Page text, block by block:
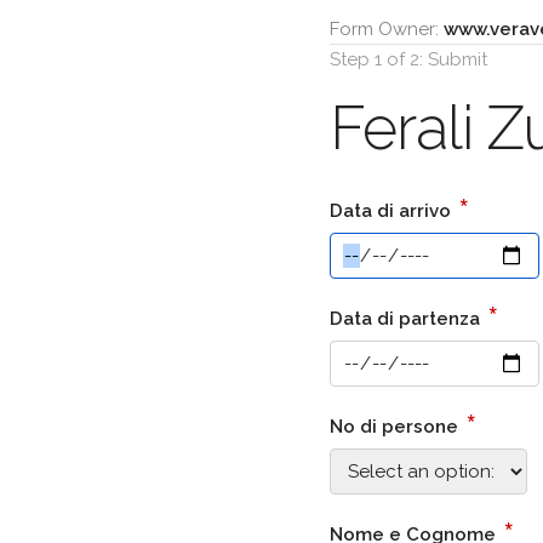
Form Owner:
Step 1 of 2: Submit
Ferali
Data di arrivo *
Data di partenza *
No di persone *
Nome e Cognome *